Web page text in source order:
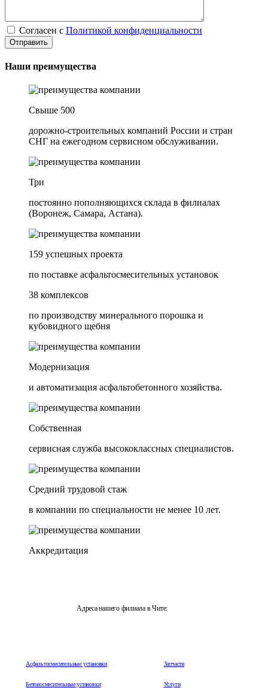
Согласен с Политикой конфиденциальности
Наши преимущества
Свыше 500
дорожно-строительных компаний России и стран
СНГ на ежегодном сервисном обслуживании.
Три
постоянно пополняющихся склада в филиалах
(Воронеж, Самара, Астана).
159 успешных проекта
по поставке асфальтосмесительных установок
38 комплексов
по производству минерального порошка и
кубовидного щебня
Модернизация
и автоматизация асфальтобетонного хозяйства.
Собственная
сервисная служба высококлассных специалистов.
Средний трудовой стаж
в компании по специальности не менее 10 лет.
Аккредитация
Адреса нашего филиала в Чите:
Асфальтосмесительные установки
Бетоносмесительные установки
Запчасти
Услуги